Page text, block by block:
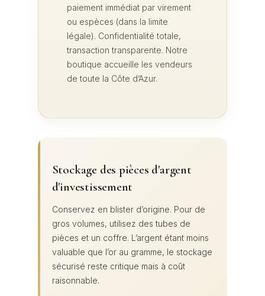
paiement immédiat par virement
ou espèces (dans la limite
légale). Confidentialité totale,
transaction transparente. Notre
boutique accueille les vendeurs
de toute la Côte d’Azur.
Stockage des pièces d'argent
d'investissement
Conservez en blister d’origine. Pour de
gros volumes, utilisez des tubes de
pièces et un coffre. L’argent étant moins
valuable que l’or au gramme, le stockage
sécurisé reste critique mais à coût
raisonnable.